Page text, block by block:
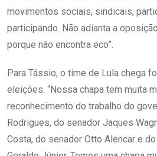
movimentos sociais, sindicais,
participando. Não adianta a
porque não encontra eco”.
Para Tássio, o time de Lula chega
eleições. “Nossa chapa tem muita
reconhecimento do trabalho do
Rodrigues, do senador Jaques
Costa, do senador Otto Alencar e